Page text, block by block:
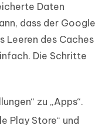
Daten
dass der Google
Leeren des Caches
Die Schritte
zu „Apps“.
Play Store“ und